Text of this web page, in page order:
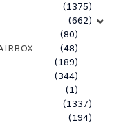
(1375)
(662)
(80)
(48)
(189)
(344)
(1)
(1337)
(194)